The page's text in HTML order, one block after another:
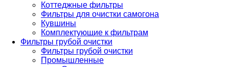
Коттеджные фильтры
Фильтры для очистки самогона
Кувшины
Комплектующие к фильтрам
Фильтры грубой очистки
Фильтры грубой очистки
Промышленные